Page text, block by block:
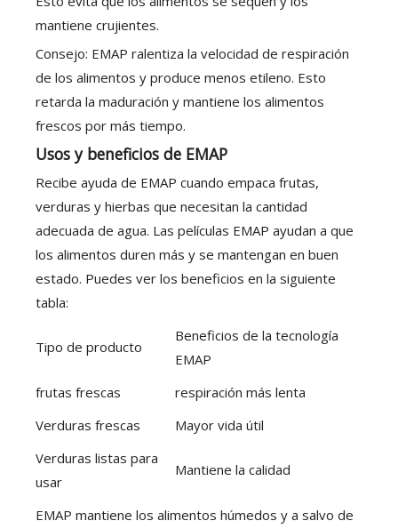
mantiene crujientes.
Consejo: EMAP ralentiza la velocidad de respiración
de los alimentos y produce menos etileno. Esto
retarda la maduración y mantiene los alimentos
frescos por más tiempo.
Usos y beneficios de EMAP
Recibe ayuda de EMAP cuando empaca frutas,
verduras y hierbas que necesitan la cantidad
adecuada de agua. Las películas EMAP ayudan a que
los alimentos duren más y se mantengan en buen
estado. Puedes ver los beneficios en la siguiente
tabla:
Tipo de producto
Beneficios de la tecnología
EMAP
frutas frescas
respiración más lenta
Verduras frescas
Mayor vida útil
Verduras listas para
usar
Mantiene la calidad
EMAP mantiene los alimentos húmedos y a salvo de